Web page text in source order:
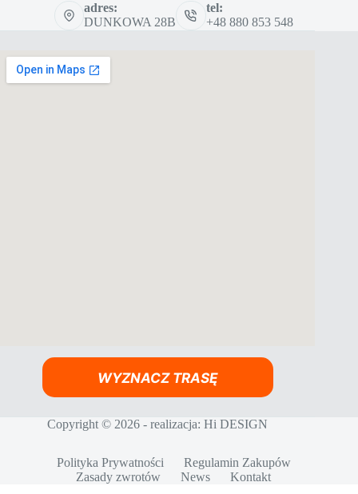
adres:
DUNKOWA 28B
tel:
+48 880 853 548
WYZNACZ TRASĘ
Copyright © 2026 - realizacja:Hi DESIGN
Polityka Prywatności
Regulamin Zakupów
Zasady zwrotów
News Kontakt